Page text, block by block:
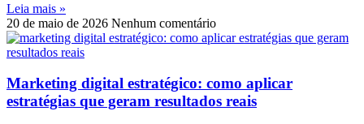
Leia mais »
20 de maio de 2026 Nenhum comentário
Marketing digital estratégico: como aplicar
estratégias que geram resultados reais